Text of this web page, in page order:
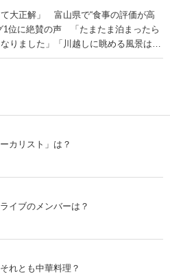
て大正解」 富山県で“食事の評価が高
1位に絶賛の声 「たまたま泊まったら
りました」「川越しに眺める風景は最
カリスト」は？
イブのメンバーは？
れとも中華料理？